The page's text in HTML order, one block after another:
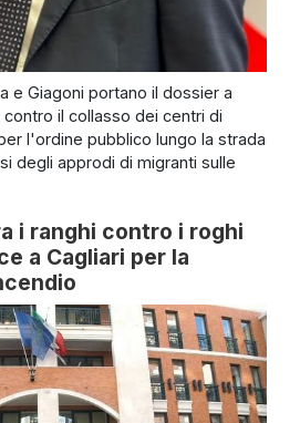
e Giagoni portano il dossier a
il collasso dei centri di
l'ordine pubblico lungo la strada
degli approdi di migranti sulle
i ranghi contro i roghi
a Cagliari per la